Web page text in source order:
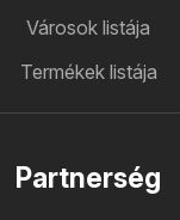
Városok listája
Termékek listája
Partnerség